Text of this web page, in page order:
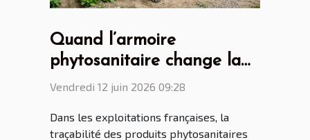
Quand l’armoire
phytosanitaire change la
donne pour les agriculteurs
Vendredi 12 juin 2026 09:28
Dans les exploitations françaises, la
traçabilité des produits phytosanitaires